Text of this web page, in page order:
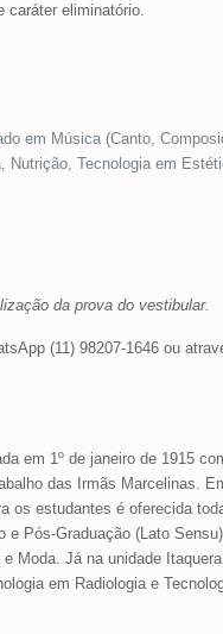
caráter eliminatório.
em Música (Canto,
Nutrição, Tecnologia em
da prova do vestibular.
(11) 98207-1646 ou
em 1º de janeiro de 1915
das Irmãs Marcelinas.
os estudantes é oferecida
Pós-Graduação (Lato
Moda. Já na unidade
em Radiologia e